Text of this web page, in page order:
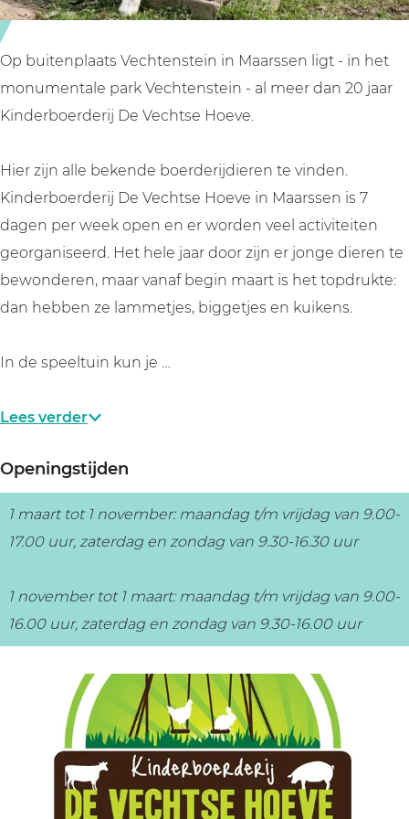
e
i
j
d
V
e
c
h
t
s
H
e
e
r
e
r
i
d
e
V
e
c
h
s
H
e
v
Op buitenplaats Vechtenstein in Maarssen ligt - in het
monumentale park Vechtenstein - al meer dan 20 jaar
Kinderboerderij De Vechtse Hoeve.
Hier zijn alle bekende boerderijdieren te vinden.
Kinderboerderij De Vechtse Hoeve in Maarssen is 7
dagen per week open en er worden veel activiteiten
georganiseerd. Het hele jaar door zijn er jonge dieren te
bewonderen, maar vanaf begin maart is het topdrukte:
dan hebben ze lammetjes, biggetjes en kuikens.
In de speeltuin kun je …
Lees verder
Openingstijden
1 maart tot 1 november: maandag t/m vrijdag van 9.00-
17.00 uur, zaterdag en zondag van 9.30-16.30 uur
1 november tot 1 maart: maandag t/m vrijdag van 9.00-
16.00 uur, zaterdag en zondag van 9.30-16.00 uur